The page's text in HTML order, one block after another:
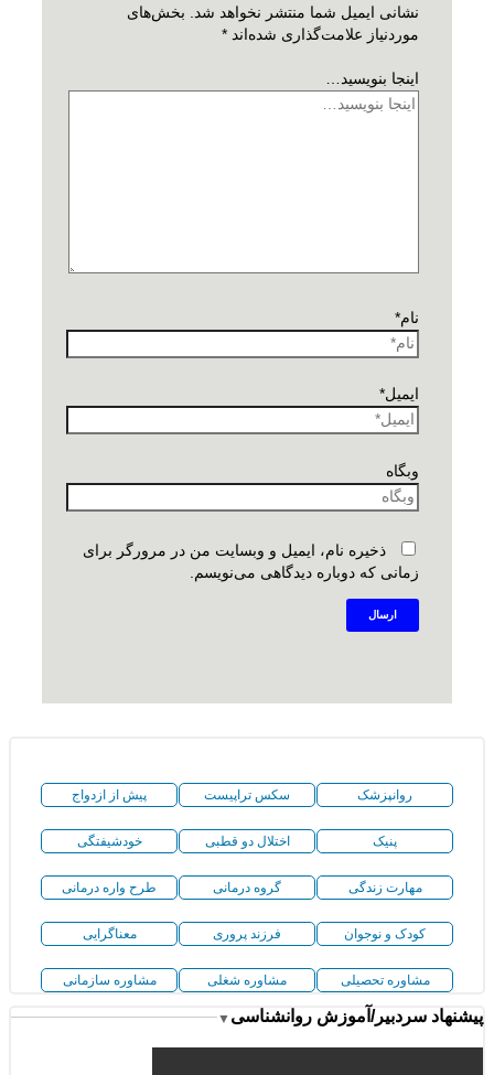
نشانی ایمیل شما منتشر نخواهد شد.
بخش‌های
موردنیاز علامت‌گذاری شده‌اند *
اینجا بنویسید…
نام*
ایمیل*
وبگاه
ذخیره نام، ایمیل و وبسایت من در مرورگر برای
زمانی که دوباره دیدگاهی می‌نویسم.
روانپزشک سکس تراپیست پیش از ازدواج
پنیک اختلال دو قطبی خودشیفتگی
مهارت زندگی گروه درمانی طرح واره درمانی
کودک و نوجوان فرزند پروری معناگرایی
مشاوره تحصیلی مشاوره شغلی مشاوره سازمانی
پیشنهاد سردبیر/آموزش روانشناسی ▼